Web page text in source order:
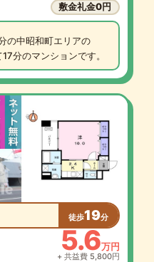
敷金礼金0円
の中昭和町エリアの
分のマンションです。
徒歩19分
5.6万円
+ 共益費 5,800円